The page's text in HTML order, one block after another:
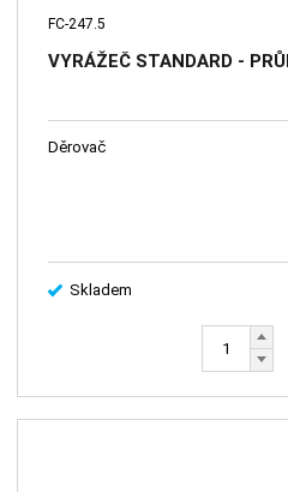
FC-247.5
VYRÁŽEČ STANDARD -
Děrovač
Skladem